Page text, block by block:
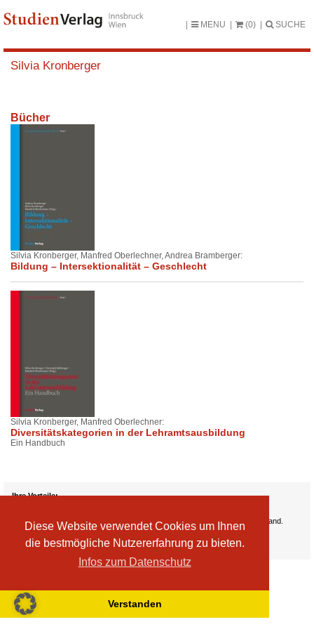
Diese Website verwendet Cookies um Ihnen
die bestmögliche Nutzererfahrung zu bieten.
Infos zum Datenschutz
Verstanden
MENU (0) SUCHE
Silvia Kronberger
Bücher
Silvia Kronberger, Manfred Oberlechner, Andrea Bramberger:
Bildung – Intersektionalität – Geschlecht
Silvia Kronberger, Manfred Oberlechner:
Diversitätskategorien in der Lehramtsausbildung
Ein Handbuch
Ihre Vorteile:
Wir liefern kostenlos ab EUR 50,- Bestellwert nach Österreich und Deutschland.
Wir akzeptieren Kreditkarte, PayPal, Sofortüberweisung